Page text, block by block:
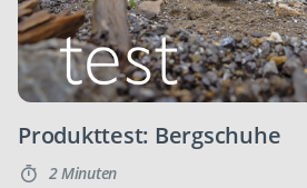
Produkttest: Bergschuhe
2 Minuten